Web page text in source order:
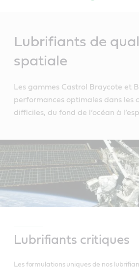
Lubrifiants de
spatiale
Les gammes Castrol Braycote et
performances optimales dans les
difficiles, du fond de l’océan à
Lubrifiants critiques
Les formulations uniques de nos